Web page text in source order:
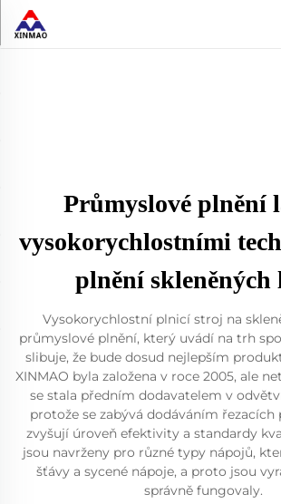
Průmyslové plnění
vysokorychlostními
plnění skleněných
Vysokorychlostní plnicí stroj na
průmyslové plnění, který uvádí na trh
slibuje, že bude dosud nejlepším
XINMAO byla založena v roce 2005, ale
se stala předním dodavatelem v
protože se zabývá dodáváním
zvyšují úroveň efektivity a standardy
jsou navrženy pro různé typy nápojů,
šťávy a sycené nápoje, a proto jsou
správně fungovaly.